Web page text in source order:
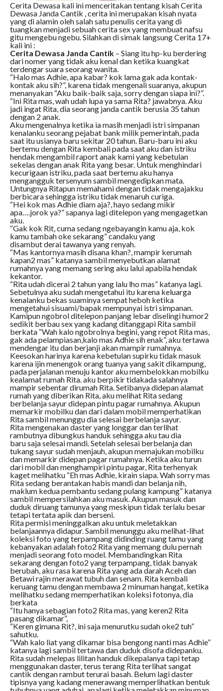
Cerita Dewasa kali ini menceritakan tentang kisah Cerita
Dewasa Janda Cantik , cerita ini merupakan kisah nyata
yang di alamin oleh salah satu penulis cerita yang di
tuangkan menjadi sebuah cerita sex yang membuat nafsu
gitu mengebu ngebu. Silahkan di simak langsung Cerita 17+
kali ini :
Cerita Dewasa Janda Cantik– Siang itu hp-ku berdering
dari nomer yang tidak aku kenal dan ketika kuangkat
terdengar suara seorang wanita.
“Halo mas Adhie, apa kabar? kok lama gak ada kontak-
kontak aku sih?”, karena tidak mengenali suaranya, akupun
menanyakan “Aku baik-baik saja, sorry dengan siapa ini?”.
“Ini Rita mas, wah udah lupa ya sama Rita? jawabnya. Aku
jadi ingat Rita, dia seorang janda cantik berusia 35 tahun
dengan 2 anak.
Aku mengenalnya ketika ia masih menjadi istri simpanan
kenalanku seorang pejabat bank milik pemerintah, pada
saat itu usianya baru sekitar 20 tahun. Baru-baru ini aku
bertemu dengan Rita kembali pada saat aku dan istriku
hendak mengambil raport anak kami yang kebetulan
sekelas dengan anak Rita yang besar. Untuk menghindari
kecurigaan istriku, pada saat bertemu aku hanya
mengangguk tersenyum sambil mengedipkan mata.
Untungnya Ritapun memahami dengan tidak mengajakku
berbicara sehingga istriku tidak menaruh curiga.
“Hei kok mas Adhie diam aja?, hayo sedang mikir
apa….jorok ya?” sapanya lagi ditelepon yang mengagetkan
aku.
“Gak kok Rit, cuma sedang ngebayangin kamu aja, kok
kamu tambah oke sekarang” candaku yang
disambut derai tawanya yang renyah.
“Mas kantornya masih disana khan?, mampir kerumah
kapan2 mas” katanya sambil menyebutkan alamat
rumahnya yang memang sering aku lalui apabila hendak
kekantor.
“Rita udah dicerai 2 tahun yang lalu lho mas” katanya lagi.
Sebetulnya aku sudah mengetahui itu karena keluarga
kenalanku bekas suaminya sempat heboh ketika
mengetahui sisuami/bapak mempunyai istri simpanan.
Kamipun ngobrol ditelepon panjang lebar diselingi humor2
sedikit berbau sex yang kadang ditanggapi Rita sambil
berkata “Wah kalo ngobrolnya begini, yang repot Rita mas,
gak ada pelampiasan,kalo mas Adhie sih enak”, aku tertawa
mendengar itu dan berjanji akan mampir rumahnya.
Keesokan harinya karena kebetulan supirku tidak masuk
karena ijin menengok orang tuanya yang sakit dikampung,
pada perjalanan menuju kantor aku membelokkan mobilku
kealamat rumah Rita. aku berpikir tidakada salahnya
mampir sebentar dirumah Rita. Setibanya didepan alamat
rumah yang diberikan Rita, aku melihat Rita sedang
berbelanja sayur didepan pintu pagar rumahnya. Akupun
memarkir mobilku dan dari dalam mobil memperhatikan
Rita sambil menunggu dia selesai berbelanja sayur.
Rita mengenakan daster yang longgar dan terlihat
rambutnya dibungkus handuk sehingga aku tau dia
baru saja selesai mandi. Setelah selesai berbelanja dan
tukang sayur sudah menjauh, akupun memajukan mobilku
dan memarkir didepan pagar rumahnya. Ketika aku turun
dari mobil dan menghampiri pintu pagar, Rita terhenyak
kaget melihatku “Eh mas Adhie, kirain siapa. Wah sorry mas
Rita sedang berantakan habis mandi dan belanja nih,
maklum kedua pembantu sedang pulang kampung” katanya
sambil mempersilahkan aku masuk. Akupun masuk dan
duduk diruang tamunya yang meskipun tidak terlalu besar
tetapi tertata apik dan berseni.
Rita permisi meninggalkan aku untuk meletakkan
belanjaannya didapur. Sambil menunggu aku melihat-lihat
koleksi foto yang terpampang didinding ruang tamu yang
kebanyakan adalah foto2 Rita yang memang dulu pernah
menjadi seorang foto model. Membandingkan Rita
sekarang dengan foto2 yang terpampang, tidak banyak
berubah, aku rasa karena Rita yang ada darah Aceh dan
Betawi rajin merawat tubuh dan senam. Rita kembali
keruang tamu dengan membawa 2 minuman hangat, ketika
melihatku sedang memperhatikan koleksi fotonya, dia
berkata
“Itu hanya sebagian foto2 Rita mas, yang keren2 Rita
pasang dikamar”,
“Keren gimana Rit?, ini saja menurutku sudah oke2 tuh”
sahutku.
“Wah kalo liat yang dikamar bisa bengong nanti mas Adhie”
katanya lagi sambil tertawa dan duduk disofa didepanku.
Rita sudah melepas lilitan handuk dikepalanya tapi tetap
menggunakan daster, terus terang Rita terlihat sangat
cantik dengan rambut terurai basah. Belum lagi daster
tipisnya yang kadang menerawang memperlihatkan bentuk